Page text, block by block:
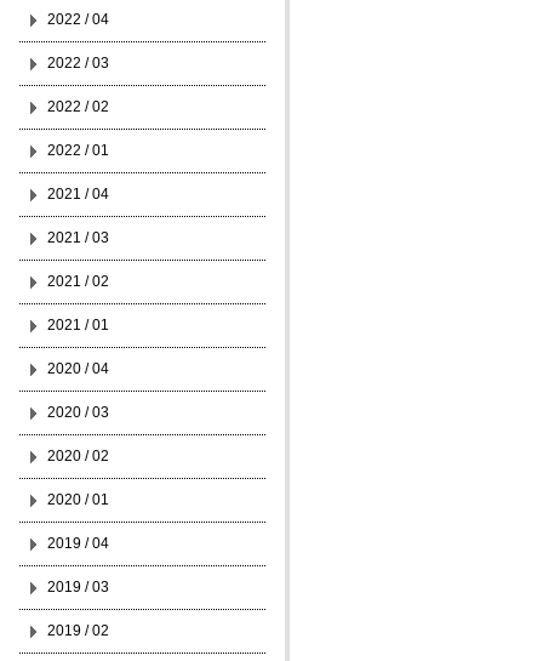
2022 / 04
2022 / 03
2022 / 02
2022 / 01
2021 / 04
2021 / 03
2021 / 02
2021 / 01
2020 / 04
2020 / 03
2020 / 02
2020 / 01
2019 / 04
2019 / 03
2019 / 02